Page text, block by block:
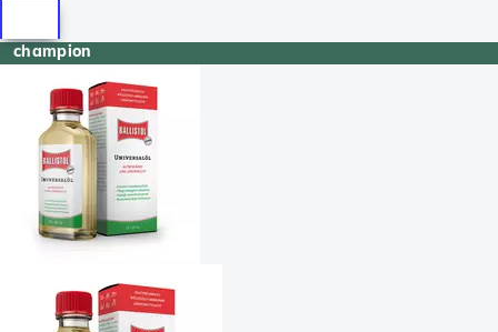
champion